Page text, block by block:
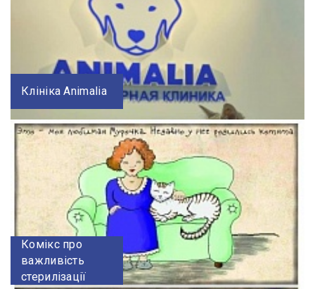
Клініка Animalia
Комікс про
важливість
стерилізації